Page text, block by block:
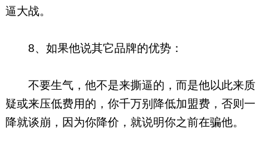
逼大战。
8、如果他说其它品牌的优势：
不要生气，他不是来撕逼的，而是他以此来质
疑或来压低费用的，你千万别降低加盟费，否则一
降就谈崩，因为你降价，就说明你之前在骗他。